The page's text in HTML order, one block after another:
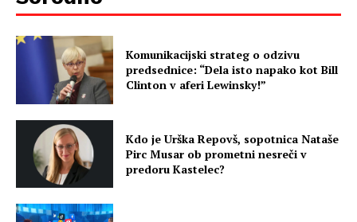
Komunikacijski strateg o odzivu
predsednice: “Dela isto napako kot Bill
Clinton v aferi Lewinsky!”
Kdo je Urška Repovš, sopotnica Nataše
Pirc Musar ob prometni nesreči v
predoru Kastelec?